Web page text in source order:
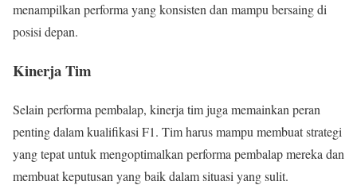
menampilkan performa yang konsisten dan mampu bersaing di
posisi depan.
Kinerja Tim
Selain performa pembalap, kinerja tim juga memainkan peran
penting dalam kualifikasi F1. Tim harus mampu membuat strategi
yang tepat untuk mengoptimalkan performa pembalap mereka dan
membuat keputusan yang baik dalam situasi yang sulit.